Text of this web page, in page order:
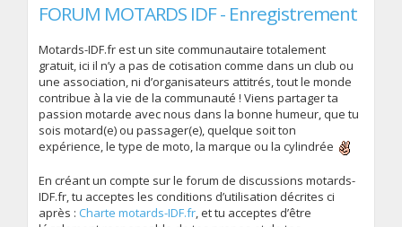
FORUM MOTARDS IDF - Enregistrement
Motards-IDF.fr est un site communautaire totalement
gratuit, ici il n’y a pas de cotisation comme dans un club ou
une association, ni d’organisateurs attitrés, tout le monde
contribue à la vie de la communauté ! Viens partager ta
passion motarde avec nous dans la bonne humeur, que tu
sois motard(e) ou passager(e), quelque soit ton
expérience, le type de moto, la marque ou la cylindrée
En créant un compte sur le forum de discussions motards-
IDF.fr, tu acceptes les conditions d’utilisation décrites ci
après : Charte motards-IDF.fr, et tu acceptes d’être